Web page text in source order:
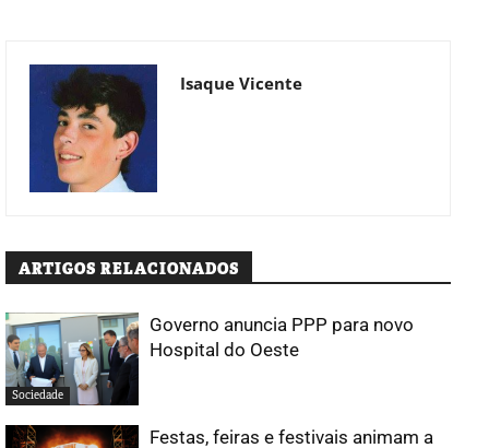
Isaque Vicente
ARTIGOS RELACIONADOS
Sociedade
Governo anuncia PPP para novo
Hospital do Oeste
Festas, feiras e festivais animam a